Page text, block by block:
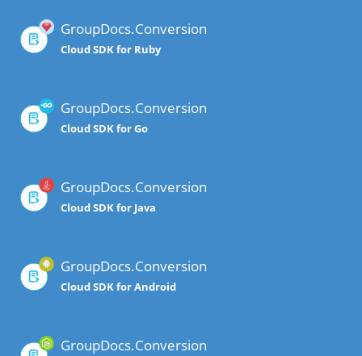
GroupDocs.Conversion
Cloud SDK for Ruby
GroupDocs.Conversion
Cloud SDK for Go
GroupDocs.Conversion
Cloud SDK for Java
GroupDocs.Conversion
Cloud SDK for Android
GroupDocs.Conversion